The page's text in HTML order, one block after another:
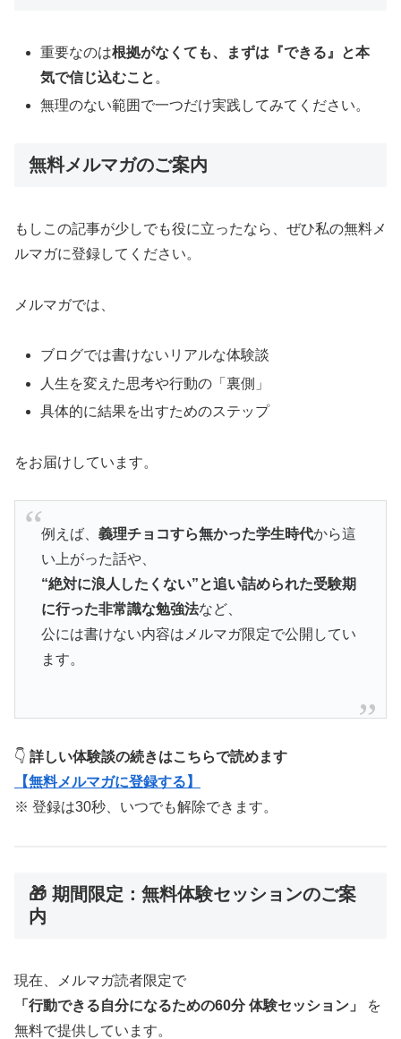
重要なのは根拠がなくても、まずは『できる』と本
気で信じ込むこと 。
無理のない範囲で一つだけ実践してみてください。
無料メルマガのご案内
もしこの記事が少しでも役に立ったなら、ぜひ私の無料メ
ルマガに登録してください。
メルマガでは、
ブログでは書けないリアルな体験談
人生を変えた思考や行動の「裏側」
具体的に結果を出すためのステップ
をお届けしています。
例えば、 義理チョコすら無かった学生時代から這
い上がった話や、
“絶対に浪人したくない”と追い詰められた受験期
に行った非常識な勉強法など、
公には書けない内容はメルマガ限定で公開してい
ます。
👇 詳しい体験談の続きはこちらで読めます
【無料メルマガに登録する】
※ 登録は30秒、いつでも解除できます。
🎁 期間限定：無料体験セッションのご案
内
現在、メルマガ読者限定で
「行動できる自分になるための60分 体験セッション」
を
無料で提供しています。